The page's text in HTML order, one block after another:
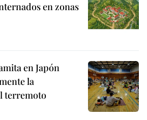
en zonas
en Japón
la
terremoto